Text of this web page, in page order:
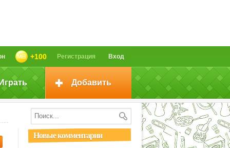
Вход
Регистрация
+100
Добавить
Новые комментарии